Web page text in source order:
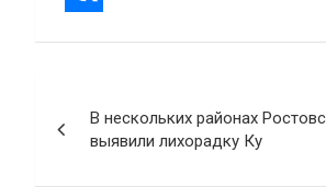
по
В нескольких районах
выявили лихорадку Ку